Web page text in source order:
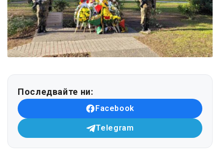
Последвайте ни:
Facebook
Telegram